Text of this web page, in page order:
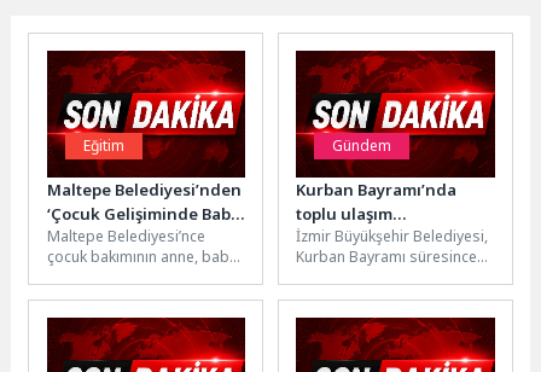
Eğitim
Maltepe Belediyesi’nden
‘Çocuk Gelişiminde Baba
Rolü’ semineri
Maltepe Belediyesi’nce
çocuk bakımının anne, baba
eşit şekilde üstlenilmesini
teşvik eden...
Gündem
Kurban Bayramı’nda
toplu ulaşım
düzenlemesi
İzmir Büyükşehir Belediyesi,
Kurban Bayramı süresince
planlamasını güncelledi.
ESHOT, İZULAŞ,...